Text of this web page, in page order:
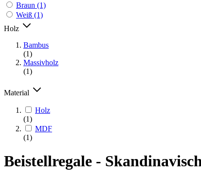
Braun (1)
Weiß (1)
Holz
Bambus
(1)
Massivholz
(1)
Material
Holz
(1)
MDF
(1)
Beistellregale -